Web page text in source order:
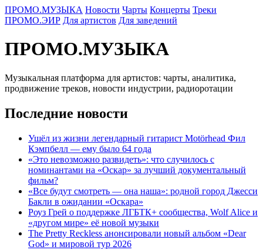
ПРОМО.МУЗЫКА Новости Чарты Концерты Треки
ПРОМО.ЭИР Для артистов Для заведений
ПРОМО.МУЗЫКА
Музыкальная платформа для артистов: чарты, аналитика,
продвижение треков, новости индустрии, радиоротации
Последние новости
Ушёл из жизни легендарный гитарист Motörhead Фил
Кэмпбелл — ему было 64 года
«Это невозможно развидеть»: что случилось с
номинантами на «Оскар» за лучший документальный
фильм?
«Все будут смотреть — она наша»: родной город Джесси
Бакли в ожидании «Оскара»
Роуз Грей о поддержке ЛГБТК+ сообщества, Wolf Alice и
«другом мире» её новой музыки
The Pretty Reckless анонсировали новый альбом «Dear
God» и мировой тур 2026